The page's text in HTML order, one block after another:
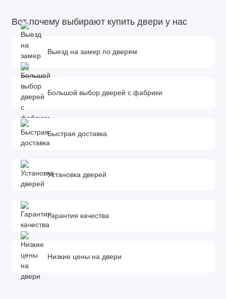
Вот почему выбирают купить двери у нас
Выезд на замер по дверям
Большой выбор дверей с фабрики
Быстрая доставка
Установка дверей
Гарантия качества
Низкие цены на двери